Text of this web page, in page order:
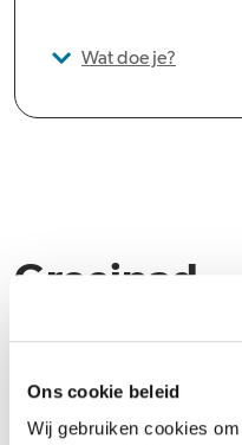
Ons cookie beleid
Wij gebruiken cookies
Wat doe je?
Groeipad
een van de FranklinCovey-
Clients Succeed, The 7